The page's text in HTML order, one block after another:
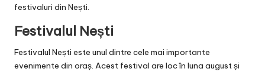
festivaluri din Nești.
Festivalul Nești
Festivalul Nești este unul dintre cele mai importante
evenimente din oraș. Acest festival are loc în luna august și